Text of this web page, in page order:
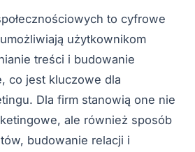
to cyfrowe
użytkownikom
treści i budowanie
co jest kluczowe dla
Dla firm stanowią one nie
ale również sposób
budowanie relacji i